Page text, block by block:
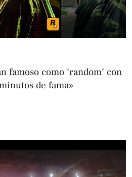
famoso como ‘random’ con
de fama»